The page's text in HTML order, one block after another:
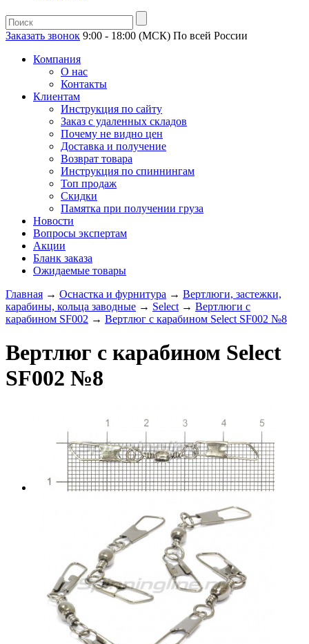
Заказать звонок 9:00 - 18:00 (МСК) По всей России
Компания
О нас
Контакты
Клиентам
Инструкция по сайту
Заказ с удаленных складов
Почему не видно цен
Доставка и получение
Возврат товара
Инструкция по спиннингам
Топ продаж
Скидки
Памятка при получении груза
Новости
Вопросы экспертам
Акции
Бланк заказа
Ожидаемые товары
Главная → Оснастка и фурнитура → Вертлюги, застежки,
карабины, кольца заводные → Select → Вертлюги с
карабином SF002 → Вертлюг с карабином Select SF002 №8
Вертлюг с карабином Select
SF002 №8